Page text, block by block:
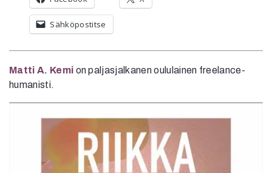
Sähköpostitse
Matti A. Kemi on paljasjalkanen oululainen freelance-
humanisti.